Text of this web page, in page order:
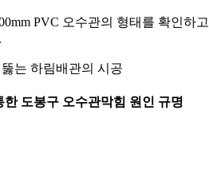
PVC 오수관의 형태를 확인하고
는 하림배관의 시공
도봉구 오수관막힘 원인 규명